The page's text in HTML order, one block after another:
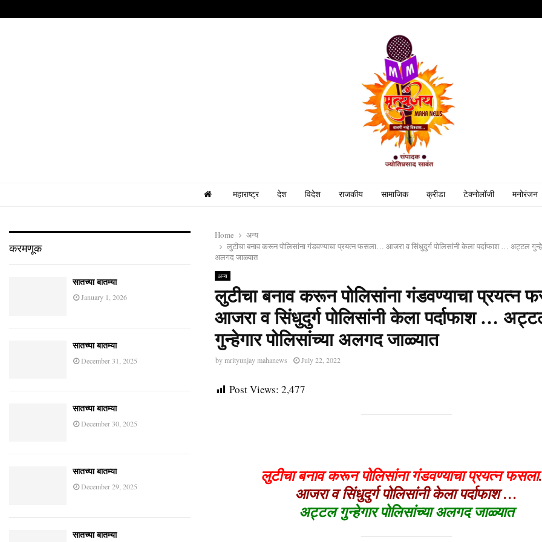
महाराष्ट्र देश विदेश राजकीय सामाजिक क्रीडा टेक्नोलॉजी मनोरंजन
Home
अन्य
लुटीचा बनाव करून पोलिसांना गंडवण्याचा प्रयत्न फसला… आजरा व सिंधुदुर्ग पोलिसांनी केला पर्दाफाश … अट्टल
अलगद जाळ्यात
अन्य
लुटीचा बनाव करून पोलिसांना गंडवण्याचा प्रयत्न
आजरा व सिंधुदुर्ग पोलिसांनी केला पर्दाफाश …
गुन्हेगार पोलिसांच्या अलगद जाळ्यात
bymrityunjay mahanews July 22, 2022
Post Views: 2,477
लुटीचा बनाव करून पोलिसांना गंडवण्याचा प्रयत्न फसला
आजरा व सिंधुदुर्ग पोलिसांनी केला पर्दाफाश …
अट्टल गुन्हेगार पोलिसांच्या अलगद जाळ्यात
करमणूक
सातच्या बातम्या
January 1, 2026
सातच्या बातम्या
December 31, 2025
सातच्या बातम्या
December 30, 2025
सातच्या बातम्या
December 29, 2025
सातच्या बातम्या